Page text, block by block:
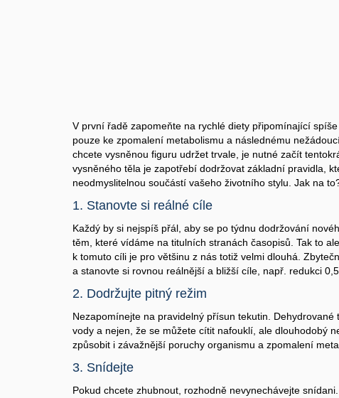
V první řadě zapomeňte na rychlé diety připomínající
pouze ke zpomalení metabolismu a následnému
chcete vysněnou figuru udržet trvale, je nutné začít
vysněného těla je zapotřebí dodržovat základní pravidla,
neodmyslitelnou součástí vašeho životního stylu. Jak na
1. Stanovte si reálné cíle
Každý by si nejspíš přál, aby se po týdnu dodržování
těm, které vídáme na titulních stranách časopisů. Tak to
k tomuto cíli je pro většinu z nás totiž velmi dlouhá.
a stanovte si rovnou reálnější a bližší cíle, např. redukci
2. Dodržujte pitný režim
Nezapomínejte na pravidelný přísun tekutin.
vody a nejen, že se můžete cítit nafouklí, ale dlouhodobý
způsobit i závažnější poruchy organismu a zpomalení
3. Snídejte
Pokud chcete zhubnout, rozhodně nevynechávejte